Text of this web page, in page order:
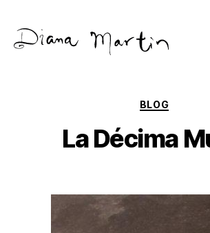
Categories
BLOG
La Décima